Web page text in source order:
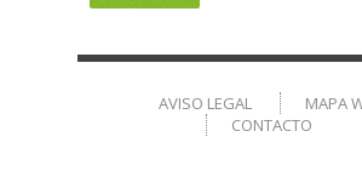
AVISO LEGAL
MAPA
CONTACTO